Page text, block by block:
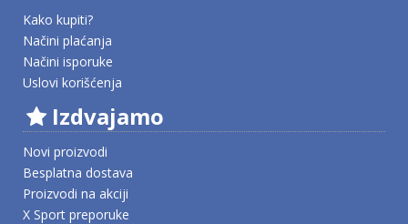
Kako kupiti?
Načini plaćanja
Načini isporuke
Uslovi korišćenja
Izdvajamo
Novi proizvodi
Besplatna dostava
Proizvodi na akciji
X Sport preporuke